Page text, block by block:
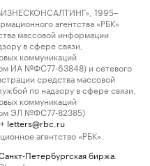
1995–
агентства «РБК»
массовой информации
в сфере связи,
коммуникаций
ИА №ФС77-63848) и сетевого
средства массовой
по надзору в сфере связи,
коммуникаций
ЭЛ №ФС77-82385)
letters@rbc.ru
агентство «РБК».
Петербургская биржа